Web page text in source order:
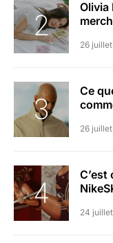
Olivia
26
Ce
26
C’est
24